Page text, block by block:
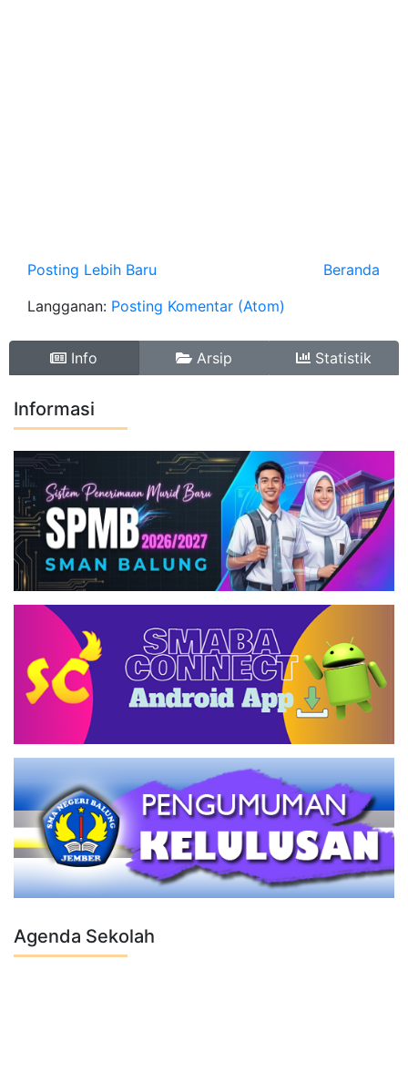
Posting Lebih Baru
Beranda
Langganan: Posting Komentar (Atom)
Info Arsip Statistik
Informasi
Agenda Sekolah